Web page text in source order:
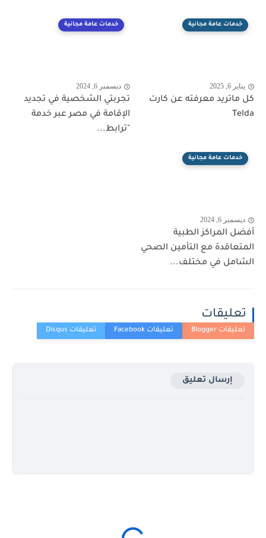
خدمات عامة مجانية
يناير 6, 2025
كل ماتريد معرفته عن كارت
Telda
خدمات عامة مجانية
ديسمبر 6, 2024
تجربتي الشخصية في تجديد
الإقامة في مصر عبر خدمة
"ترابط...
خدمات عامة مجانية
ديسمبر 6, 2024
أفضل المراكز الطبية
المتعاقدة مع التأمين الصحي
الشامل في مختلف...
تعليقات
إرسال تعليق